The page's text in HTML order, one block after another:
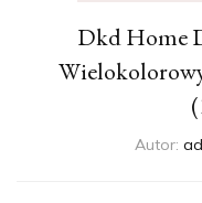
Dkd Home
Autor: